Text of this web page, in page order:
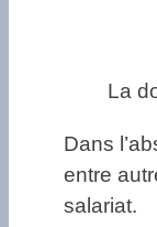
La
Dans
entre
salariat.